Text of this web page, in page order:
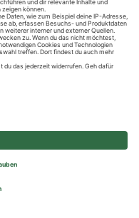
rights reserved